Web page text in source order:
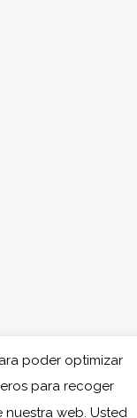
poder optimizar
para recoger
nuestra web. Usted